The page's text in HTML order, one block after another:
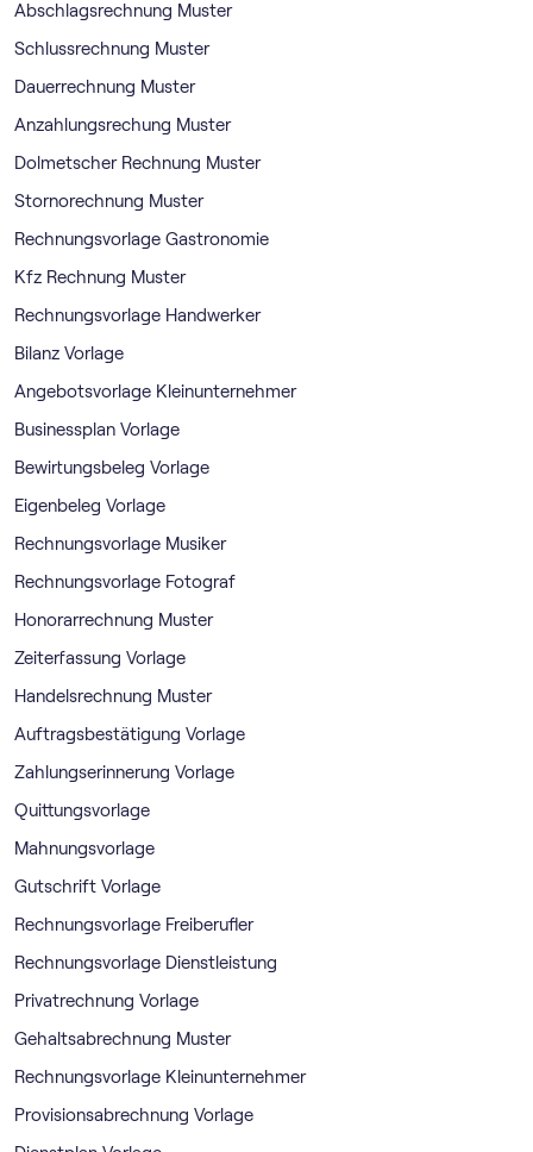
Abschlagsrechnung Muster
Schlussrechnung Muster
Dauerrechnung Muster
Anzahlungsrechung Muster
Dolmetscher Rechnung Muster
Stornorechnung Muster
Rechnungsvorlage Gastronomie
Kfz Rechnung Muster
Rechnungsvorlage Handwerker
Bilanz Vorlage
Angebotsvorlage Kleinunternehmer
Businessplan Vorlage
Bewirtungsbeleg Vorlage
Eigenbeleg Vorlage
Rechnungsvorlage Musiker
Rechnungsvorlage Fotograf
Honorarrechnung Muster
Zeiterfassung Vorlage
Handelsrechnung Muster
Auftragsbestätigung Vorlage
Zahlungserinnerung Vorlage
Quittungsvorlage
Mahnungsvorlage
Gutschrift Vorlage
Rechnungsvorlage Freiberufler
Rechnungsvorlage Dienstleistung
Privatrechnung Vorlage
Gehaltsabrechnung Muster
Rechnungsvorlage Kleinunternehmer
Provisionsabrechnung Vorlage